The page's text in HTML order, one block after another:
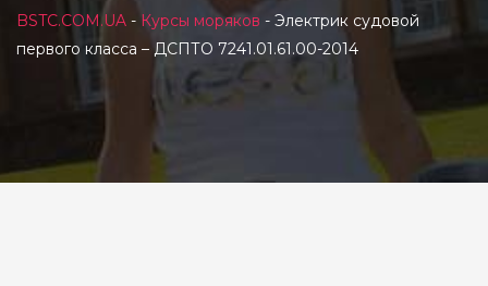
BSTC.COM.UA - Курсы моряков - Электрик судовой
первого класса – ДСПТО 7241.01.61.00-2014